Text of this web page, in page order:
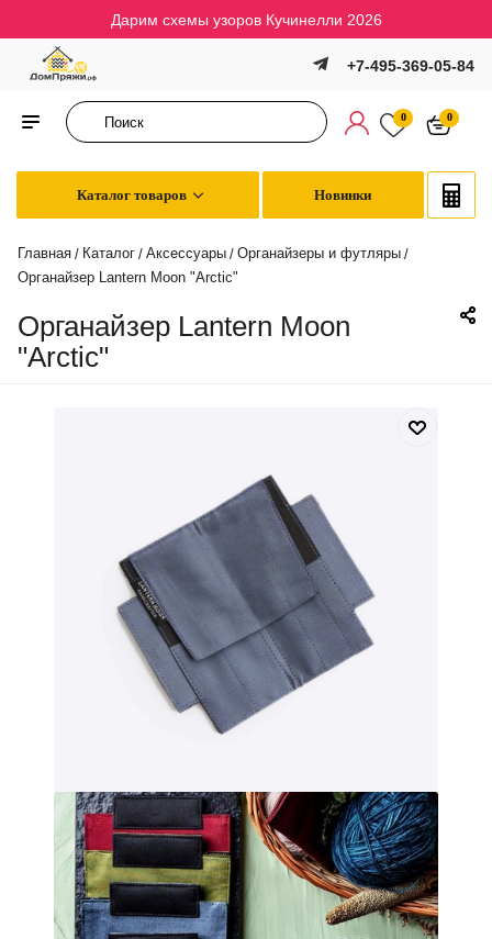
Дарим схемы узоров Кучинелли 2026
+7-495-369-05-84
0 0
Каталог товаров Новинки
Главная / Каталог / Аксессуары / Органайзеры и футляры /
Органайзер Lantern Moon "Arctic"
Органайзер Lantern Moon
"Arctic"